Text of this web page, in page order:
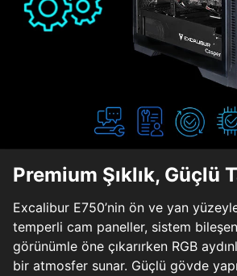
Premium Şıklık, Güçlü
Excalibur E750’nin ön ve yan
temperli cam paneller, sistem
görünümle öne çıkarırken RGB
bir atmosfer sunar. Güçlü gövde